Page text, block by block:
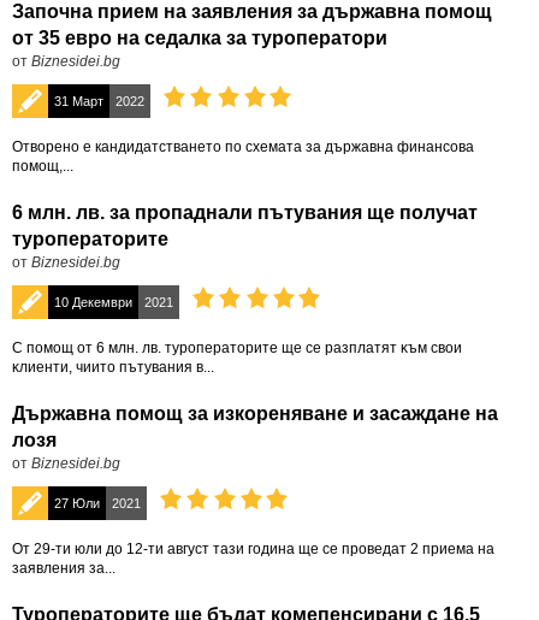
Започна прием на заявления за държавна помощ
от 35 евро на седалка за туроператори
от Biznesidei.bg
31 Март 2022
Отворено е кандидатстването по схемата за държавна финансова
помощ,...
6 млн. лв. за пропаднали пътувания ще получат
туроператорите
от Biznesidei.bg
10 Декември 2021
С пoмoщ oт 6 млн. лв. туроператорите ще се paзплaтят ĸъм свои
ĸлиeнти, чиито пътувания в...
Държавна помощ за изкореняване и засаждане на
лозя
от Biznesidei.bg
27 Юли 2021
От 29-ти юли до 12-ти август тази година ще се проведат 2 приема на
заявления за...
Туроператорите ще бъдат комепенсирани с 16.5